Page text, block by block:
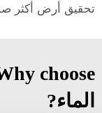
تحقيق أرض أكثر
الماء?